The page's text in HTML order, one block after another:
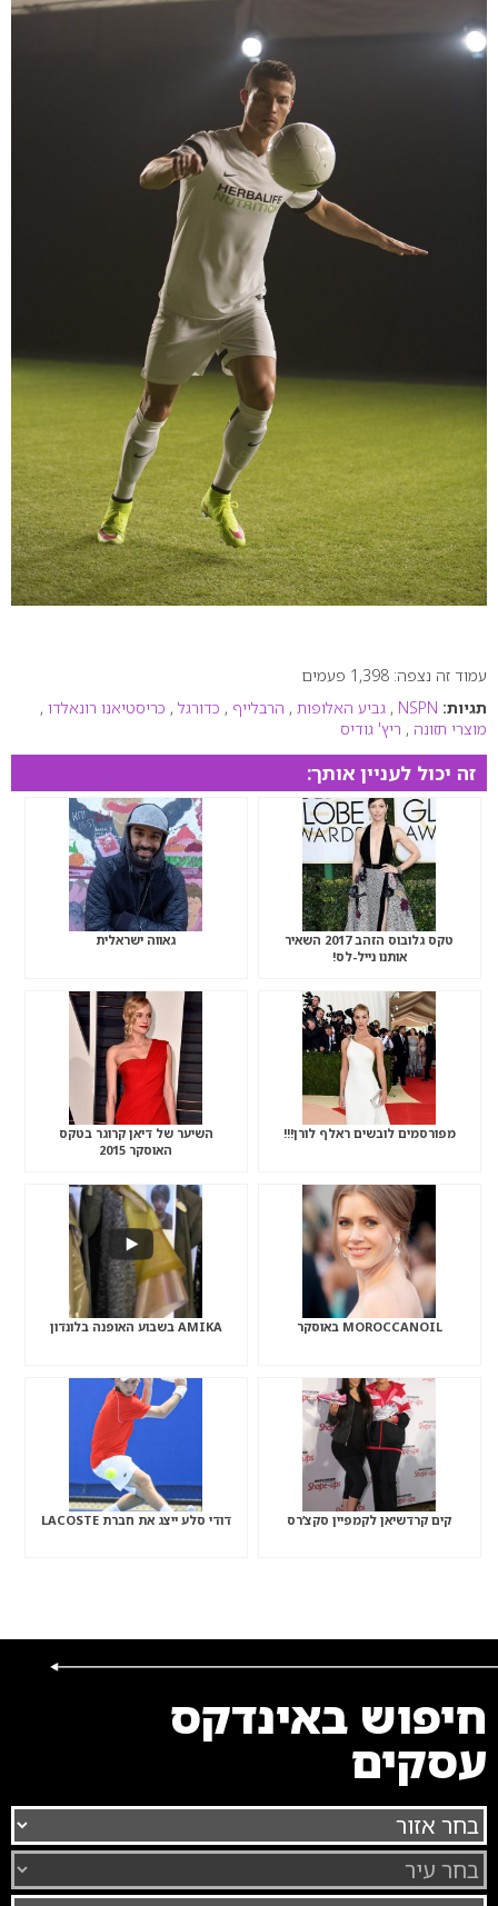
עמוד זה נצפה: 1,398 פעמים
תגיות: NSPN
, גביע האלופות , הרבלייף , כדורגל , כריסטיאנו רונאלדו ,
מוצרי תזונה , ריץ' גודיס
זה יכול לעניין אותך:
טקס גלובוס הזהב 2017 השאיר
אותנו נייל-לס!
גאווה ישראלית
מפורסמים לובשים ראלף לורן!!!
השיער של דיאן קרוגר בטקס
האוסקר 2015
MOROCCANOIL באוסקר AMIKA בשבוע האופנה בלונדון
קים קרדשיאן לקמפיין סקצ’רס דודי סלע ייצג את חברת LACOSTE
חיפוש באינדקס
עסקים